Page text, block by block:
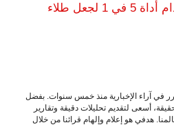
جميع الطرق لاستخدام أداة 5 في 1 لجعل طلاء
في آراء الإخبارية منذ خمس سنوات. بفضل
أسعى لتقديم تحليلات دقيقة وتقارير
هدفي هو إعلام وإلهام قرائنا من خلال